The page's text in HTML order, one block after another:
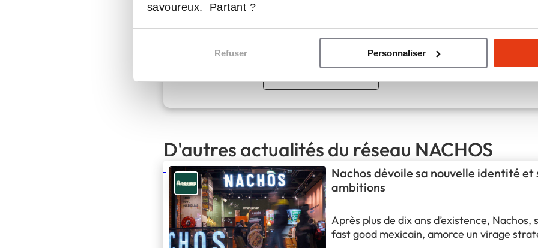
savoureux. Partant ?
Refuser Personnaliser
D'autres actualités du réseau NACHOS
Nachos dévoile sa nouvelle identité et
ambitions
Après plus de dix ans d’existence, Nachos,
fast good mexicain, amorce un virage